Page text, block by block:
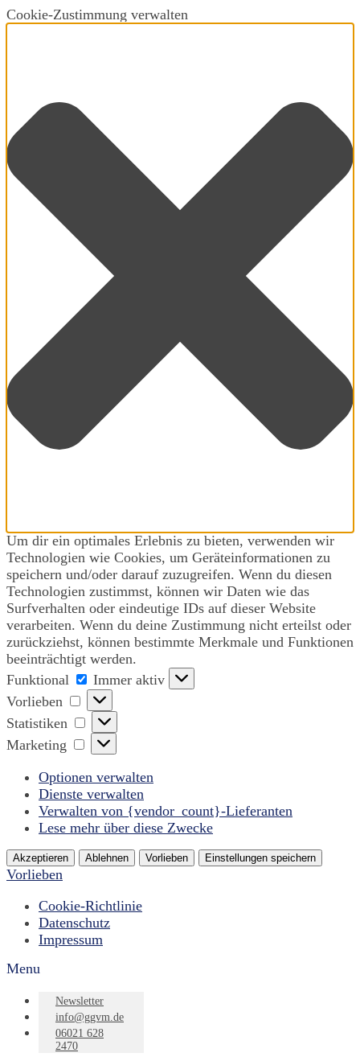
Cookie-Zustimmung verwalten
Um dir ein optimales Erlebnis zu bieten, verwenden wir
Technologien wie Cookies, um Geräteinformationen zu
speichern und/oder darauf zuzugreifen. Wenn du diesen
Technologien zustimmst, können wir Daten wie das
Surfverhalten oder eindeutige IDs auf dieser Website
verarbeiten. Wenn du deine Zustimmung nicht erteilst oder
zurückziehst, können bestimmte Merkmale und Funktionen
beeinträchtigt werden.
Funktional
Funktional
Immer aktiv
Vorlieben
Vorlieben
Statistiken
Statistiken
Marketing
Marketing
Optionen verwalten
Dienste verwalten
Verwalten von {vendor_count}-Lieferanten
Lese mehr über diese Zwecke
Akzeptieren Ablehnen Vorlieben Einstellungen speichern
Vorlieben
Cookie-Richtlinie
Datenschutz
Impressum
Menu
Newsletter
info@ggvm.de
06021 628
2470